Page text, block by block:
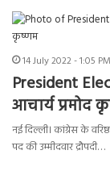
14 July 2022 - 1:05 PM
President
आचार्य प्रमोद
नई दिल्ली। कांग्रेस के
पद की उम्मीदवार द्रौपदी…